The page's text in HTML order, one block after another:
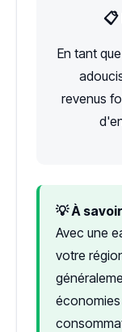
En tant
revenus
💡 À
Avec une
votre
économies